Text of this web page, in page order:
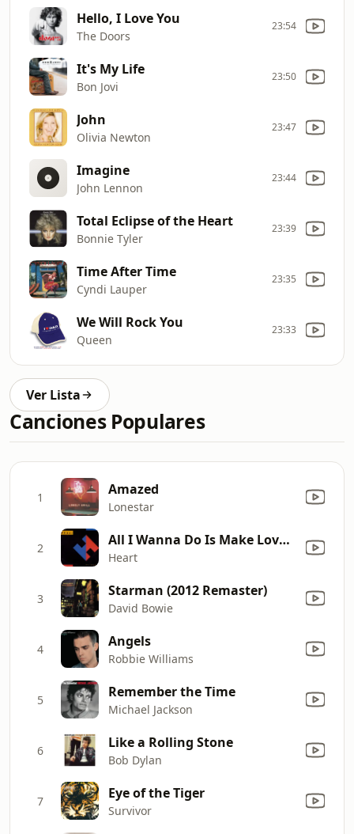
Hello, I Love You
The Doors
23:54
It's My Life
Bon Jovi
23:50
John
Olivia Newton
23:47
Imagine
John Lennon
23:44
Total Eclipse of the Heart
Bonnie Tyler
23:39
Time After Time
Cyndi Lauper
23:35
We Will Rock You
Queen
23:33
Ver Lista
Canciones Populares
1 Amazed
Lonestar
2 All I Wanna Do Is Make Love to You
Heart
3 Starman (2012 Remaster)
David Bowie
4 Angels
Robbie Williams
5 Remember the Time
Michael Jackson
6 Like a Rolling Stone
Bob Dylan
7 Eye of the Tiger
Survivor